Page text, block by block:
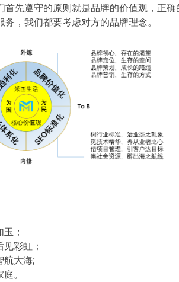
先遵守的原则就是品牌的价值观，正
，我们都要考虑对方的品牌理念。
；
彩虹；
航大海;
。